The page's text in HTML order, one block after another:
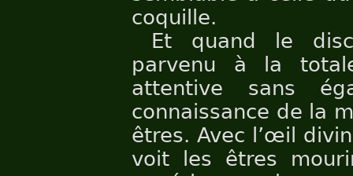
coquille.
Et quand le
parvenu à la
attentive sans
connaissance de la
êtres. Avec l’œil
voit les êtres